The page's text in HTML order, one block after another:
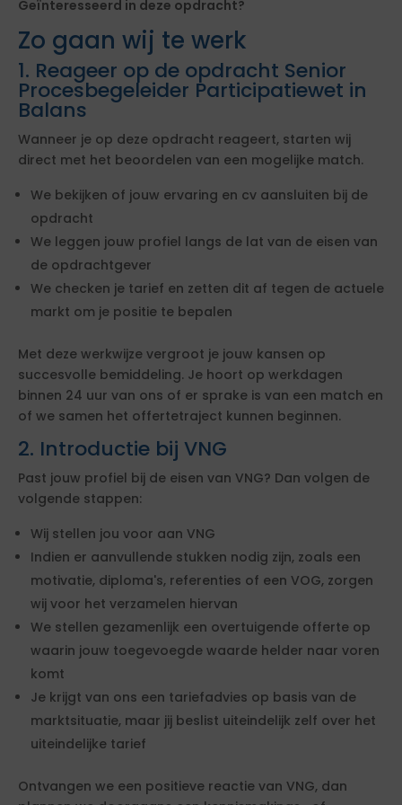
Geïnteresseerd in deze opdracht?
Zo gaan wij te werk
1. Reageer op de opdracht Senior
Procesbegeleider Participatiewet in
Balans
Wanneer je op deze opdracht reageert, starten wij
direct met het beoordelen van een mogelijke match.
We bekijken of jouw ervaring en cv aansluiten bij de
opdracht
We leggen jouw profiel langs de lat van de eisen van
de opdrachtgever
We checken je tarief en zetten dit af tegen de actuele
markt om je positie te bepalen
Met deze werkwijze vergroot je jouw kansen op
succesvolle bemiddeling. Je hoort op werkdagen
binnen 24 uur van ons of er sprake is van een match en
of we samen het offertetraject kunnen beginnen.
2. Introductie bij VNG
Past jouw profiel bij de eisen van VNG? Dan volgen de
volgende stappen:
Wij stellen jou voor aan VNG
Indien er aanvullende stukken nodig zijn, zoals een
motivatie, diploma's, referenties of een VOG, zorgen
wij voor het verzamelen hiervan
We stellen gezamenlijk een overtuigende offerte op
waarin jouw toegevoegde waarde helder naar voren
komt
Je krijgt van ons een tariefadvies op basis van de
marktsituatie, maar jij beslist uiteindelijk zelf over het
uiteindelijke tarief
Ontvangen we een positieve reactie van VNG, dan